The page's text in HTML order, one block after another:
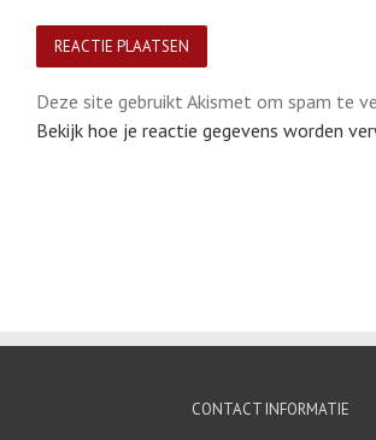
Deze site gebruikt Akismet om spam te
Bekijk hoe je reactie gegevens worden
CONTACT INFORMATIE